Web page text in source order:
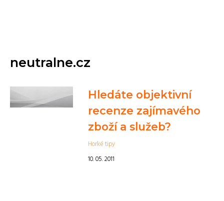
neutralne.cz
Hledáte objektivní
recenze zajímavého
zboží a služeb?
Horké tipy
10. 05. 2011